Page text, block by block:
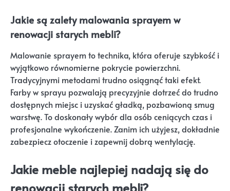
Jakie są zalety malowania sprayem w
renowacji starych mebli?
Malowanie sprayem to technika, która oferuje szybkość i
wyjątkowo równomierne pokrycie powierzchni.
Tradycyjnymi metodami trudno osiągnąć taki efekt.
Farby w sprayu pozwalają precyzyjnie dotrzeć do trudno
dostępnych miejsc i uzyskać gładką, pozbawioną smug
warstwę. To doskonały wybór dla osób ceniących czas i
profesjonalne wykończenie. Zanim ich użyjesz, dokładnie
zabezpiecz otoczenie i zapewnij dobrą wentylację.
Jakie meble najlepiej nadają się do